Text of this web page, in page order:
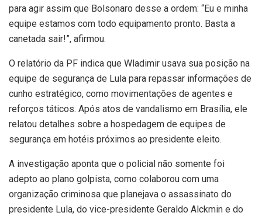
para agir assim que Bolsonaro desse a ordem: “Eu e minha
equipe estamos com todo equipamento pronto. Basta a
canetada sair!”, afirmou.
O relatório da PF indica que Wladimir usava sua posição na
equipe de segurança de Lula para repassar informações de
cunho estratégico, como movimentações de agentes e
reforços táticos. Após atos de vandalismo em Brasília, ele
relatou detalhes sobre a hospedagem de equipes de
segurança em hotéis próximos ao presidente eleito.
A investigação aponta que o policial não somente foi
adepto ao plano golpista, como colaborou com uma
organização criminosa que planejava o assassinato do
presidente Lula, do vice-presidente Geraldo Alckmin e do